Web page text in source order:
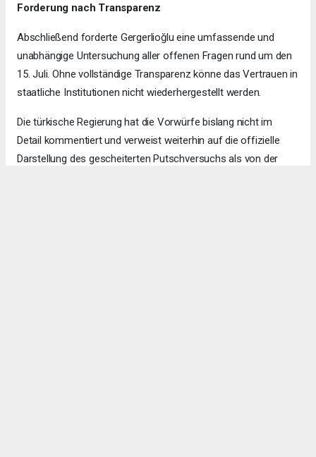
Forderung nach Transparenz
Abschließend forderte Gergerlioğlu eine umfassende und
unabhängige Untersuchung aller offenen Fragen rund um den
15. Juli. Ohne vollständige Transparenz könne das Vertrauen in
staatliche Institutionen nicht wiederhergestellt werden.
Die türkische Regierung hat die Vorwürfe bislang nicht im
Detail kommentiert und verweist weiterhin auf die offizielle
Darstellung des gescheiterten Putschversuchs als von der